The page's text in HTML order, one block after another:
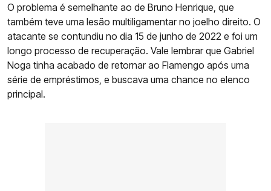
O problema é semelhante ao de Bruno Henrique, que
também teve uma lesão multiligamentar no joelho direito. O
atacante se contundiu no dia 15 de junho de 2022 e foi um
longo processo de recuperação. Vale lembrar que Gabriel
Noga tinha acabado de retornar ao Flamengo após uma
série de empréstimos, e buscava uma chance no elenco
principal.